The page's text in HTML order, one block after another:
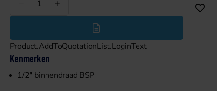
Minder
Product.AddToQuotationList.LoginText
Kenmerken
1/2" binnendraad BSP